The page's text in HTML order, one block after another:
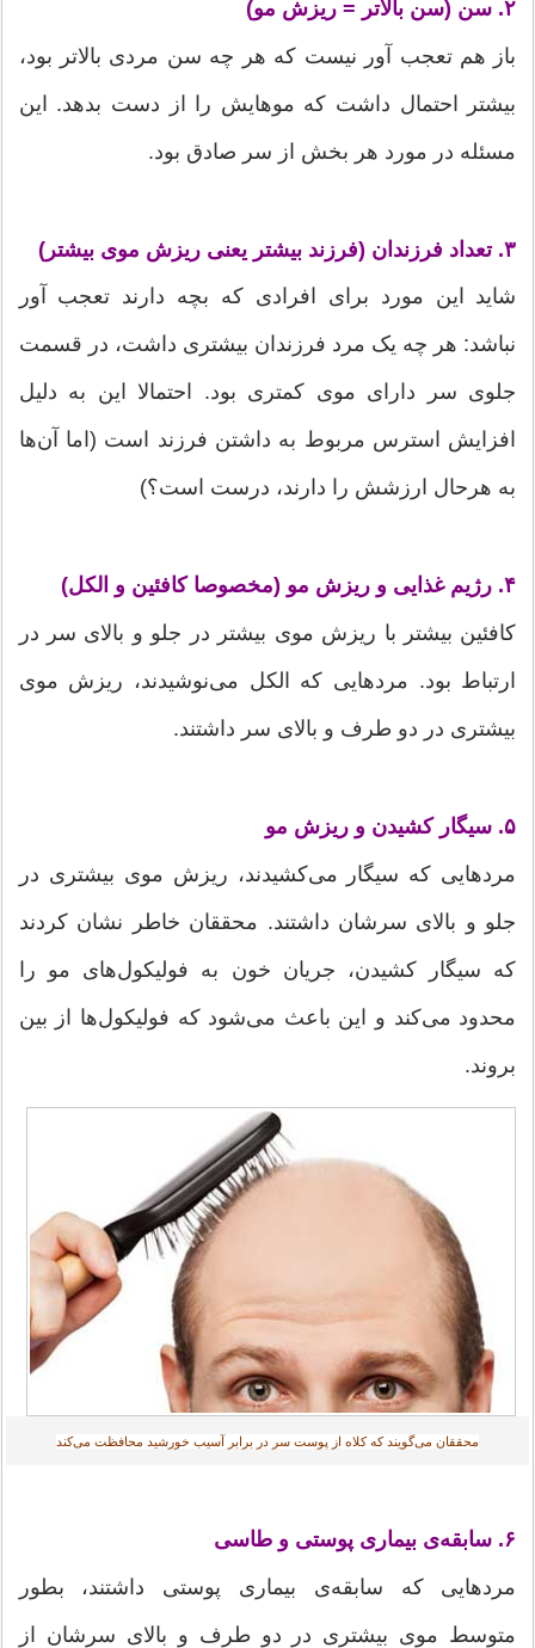
۲. سن (سن بالاتر = ریزش مو)
باز هم تعجب آور نیست که هر چه سن مردی بالاتر بود،
بیشتر احتمال داشت که موهایش را از دست بدهد. این
مسئله در مورد هر بخش از سر صادق بود.
۳. تعداد فرزندان (فرزند بیشتر یعنی ریزش موی بیشتر)
شاید این مورد برای افرادی که بچه دارند تعجب آور
نباشد: هر چه یک مرد فرزندان بیشتری داشت، در قسمت
جلوی سر دارای موی کمتری بود. احتمالا این به دلیل
افزایش استرس مربوط به داشتن فرزند است (اما آن‌ها
به هرحال ارزشش را دارند، درست است؟)
۴. رژیم غذایی و ریزش مو (مخصوصا کافئین و الکل)
کافئین بیشتر با ریزش موی بیشتر در جلو و بالای سر در
ارتباط بود. مردهایی که الکل می‌نوشیدند، ریزش موی
بیشتری در دو طرف و بالای سر داشتند.
۵. سیگار کشیدن و ریزش مو
مردهایی که سیگار می‌کشیدند، ریزش موی بیشتری در
جلو و بالای سرشان داشتند. محققان خاطر نشان کردند
که سیگار کشیدن، جریان خون به فولیکول‌های مو را
محدود می‌کند و این باعث می‌شود که فولیکول‌ها از بین
بروند.
محققان می‌گویند که کلاه از پوست سر در برابر آسیب خورشید محافظت می‌کند
۶. سابقه‌ی بیماری پوستی و طاسی
مردهایی که سابقه‌ی بیماری پوستی داشتند، بطور
متوسط موی بیشتری در دو طرف و بالای سرشان از